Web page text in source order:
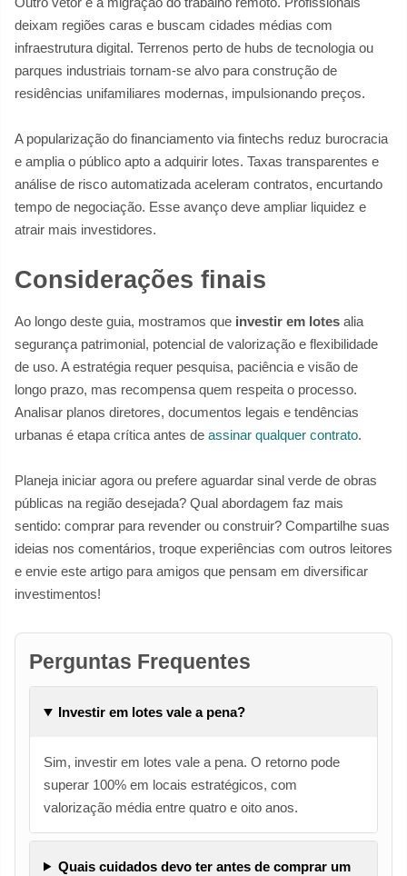
deixam regiões caras e buscam cidades médias com
infraestrutura digital. Terrenos perto de hubs de tecnologia ou
parques industriais tornam-se alvo para construção de
residências unifamiliares modernas, impulsionando preços.
A popularização do financiamento via fintechs reduz burocracia
e amplia o público apto a adquirir lotes. Taxas transparentes e
análise de risco automatizada aceleram contratos, encurtando
tempo de negociação. Esse avanço deve ampliar liquidez e
atrair mais investidores.
Considerações finais
Ao longo deste guia, mostramos que investir em lotes alia
segurança patrimonial, potencial de valorização e flexibilidade
de uso. A estratégia requer pesquisa, paciência e visão de
longo prazo, mas recompensa quem respeita o processo.
Analisar planos diretores, documentos legais e tendências
urbanas é etapa crítica antes de assinar qualquer contrato.
Planeja iniciar agora ou prefere aguardar sinal verde de obras
públicas na região desejada? Qual abordagem faz mais
sentido: comprar para revender ou construir? Compartilhe suas
ideias nos comentários, troque experiências com outros leitores
e envie este artigo para amigos que pensam em diversificar
investimentos!
Perguntas Frequentes
Investir em lotes vale a pena?
Sim, investir em lotes vale a pena. O retorno pode
superar 100% em locais estratégicos, com
valorização média entre quatro e oito anos.
Quais cuidados devo ter antes de comprar um